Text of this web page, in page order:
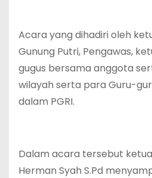
Acara yang dihadiri oleh
Gunung Putri, Pengawas,
gugus bersama anggota
wilayah serta para Guru-
dalam PGRI.
Dalam acara tersebut
Herman Syah S.Pd